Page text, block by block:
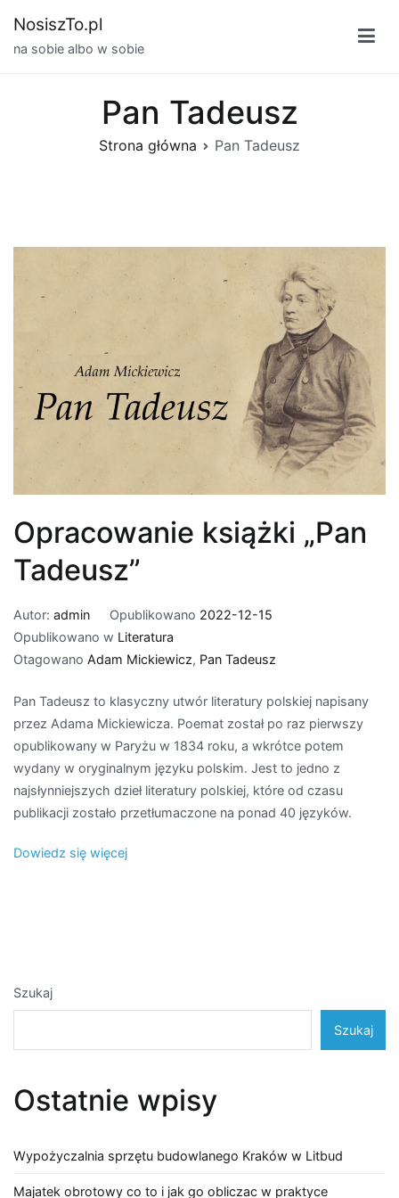
do
treści
NosiszTo.pl
na sobie albo w sobie
Pan Tadeusz
Strona główna Pan Tadeusz
Opracowanie książki „Pan
Tadeusz”
Autor: admin Opublikowano 2022-12-15
Opublikowano w Literatura
Otagowano Adam Mickiewicz, Pan Tadeusz
Pan Tadeusz to klasyczny utwór literatury polskiej napisany
przez Adama Mickiewicza. Poemat został po raz pierwszy
opublikowany w Paryżu w 1834 roku, a wkrótce potem
wydany w oryginalnym języku polskim. Jest to jedno z
najsłynniejszych dzieł literatury polskiej, które od czasu
publikacji zostało przetłumaczone na ponad 40 języków.
Dowiedz się więcej
Szukaj
Szukaj
Ostatnie wpisy
Wypożyczalnia sprzętu budowlanego Kraków w Litbud
Majatek obrotowy co to i jak go obliczac w praktyce